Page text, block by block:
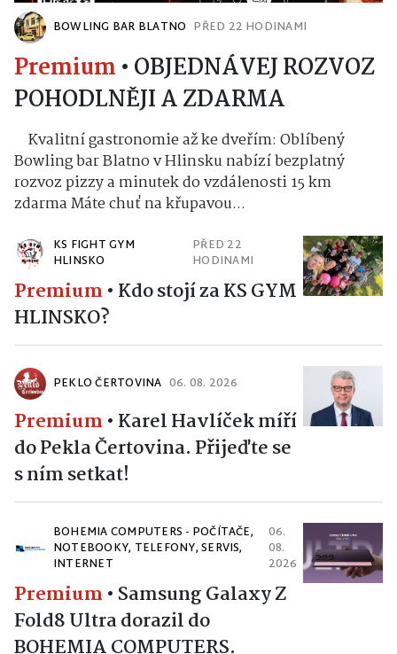
BOWLING BAR BLATNO PŘED 22 HODINAMI
Premium • OBJEDNÁVEJ ROZVOZ
POHODLNĚJI A ZDARMA
Kvalitní gastronomie až ke dveřím: Oblíbený
Bowling bar Blatno v Hlinsku nabízí bezplatný
rozvoz pizzy a minutek do vzdálenosti 15 km
zdarma Máte chuť na křupavou...
KS FIGHT GYM
HLINSKO
PŘED 22
HODINAMI
Premium • Kdo stojí za KS GYM
HLINSKO?
PEKLO ČERTOVINA 06. 08. 2026
Premium • Karel Havlíček míří
do Pekla Čertovina. Přijeďte se
s ním setkat!
BOHEMIA COMPUTERS - POČÍTAČE,
NOTEBOOKY, TELEFONY, SERVIS,
INTERNET
06.
08.
2026
Premium • Samsung Galaxy Z
Fold8 Ultra dorazil do